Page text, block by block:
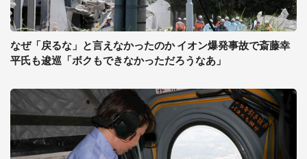
なぜ「戻るな」と言えなかったのか イオン爆発事故で斎藤幸
平氏も逡巡「ボクもできなかっただろうなあ」